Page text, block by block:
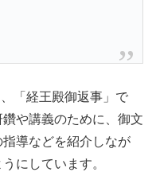
「経王殿御返事」で
や講義のために、御文
導などを紹介しなが
にしています。